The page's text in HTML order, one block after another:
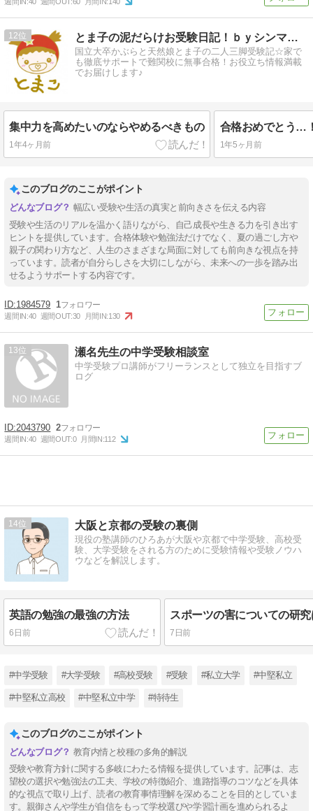
週間IN:40 週間OUT:60 月間IN:140
12 とま子の泥だらけお受験日記！ｂｙシンママかぶら☆
国立大卒かぶらと天然娘とま子の二人三脚受験記☆家で
も徹底サポートで難関校に無事合格！お役立ち情報満載
でお届けします♪
集中力を高めたいのならやめるべきもの
1年4ヶ月前
合格おめでとう…
1年5ヶ月前
このブログのここがポイント
幅広い受験や生活の真実と前向きさを伝える内容
受験や生活のリアルを温かく語りながら、自己成長や生きる力を引き出す
ヒントを提供しています。合格体験や勉強法だけでなく、夏の過ごし方や
親子の関わり方など、人生のさまざまな局面に対しても前向きな視点を持
っています。読者が自分らしさを大切にしながら、未来への一歩を踏み出
せるようサポートする内容です。
1984579 1
週間IN:40 週間OUT:30 月間IN:130
13 瀬名先生の中学受験相談室
中学受験プロ講師がフリーランスとして独立を目指すブ
ログ
2043790 2
週間IN:40 週間OUT:0 月間IN:112
14 大阪と京都の受験の裏側
現役の塾講師のひろあが大阪や京都で中学受験、高校受
験、大学受験をされる方のために受験情報や受験ノウハ
ウなどを解説します。
英語の勉強の最強の方法
6日前 7日前
#中学受験 #大学受験 #高校受験 #受験 #私立大学 #中堅私立
#中堅私立高校 #中堅私立中学 #特待生
このブログのここがポイント
教育内情と校種の多角的解説
受験や教育方針に関する多岐にわたる情報を提供しています。記事は、志
望校の選択や勉強法の工夫、学校の特徴紹介、進路指導のコツなどを具体
的な視点で取り上げ、読者の教育事情理解を深めることを目的としていま
す。親御さんや学生が自信をもって学校選びや学習計画を進められるよ